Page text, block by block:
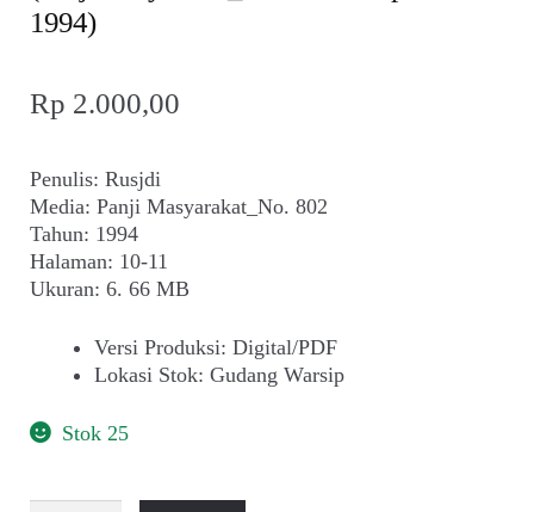
1994)
Rp 2.000,00
Penulis: Rusjdi
Media: Panji Masyarakat_No. 802
Tahun: 1994
Halaman: 10-11
Ukuran: 6. 66 MB
Versi Produksi: Digital/PDF
Lokasi Stok: Gudang Warsip
Stok 25